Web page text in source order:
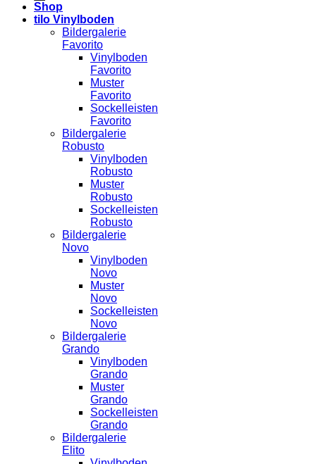
Shop
tilo Vinylboden
Bildergalerie
Favorito
Vinylboden
Favorito
Muster
Favorito
Sockelleisten
Favorito
Bildergalerie
Robusto
Vinylboden
Robusto
Muster
Robusto
Sockelleisten
Robusto
Bildergalerie
Novo
Vinylboden
Novo
Muster
Novo
Sockelleisten
Novo
Bildergalerie
Grando
Vinylboden
Grando
Muster
Grando
Sockelleisten
Grando
Bildergalerie
Elito